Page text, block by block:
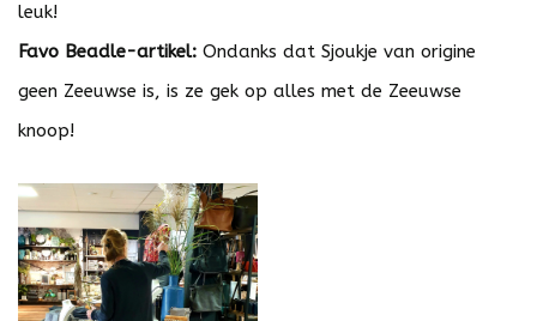
leuk!
Favo Beadle-artikel: Ondanks dat Sjoukje van origine
geen Zeeuwse is, is ze gek op alles met de Zeeuwse
knoop!